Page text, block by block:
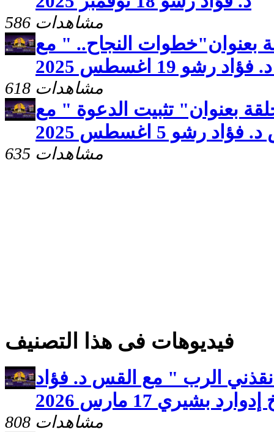
586 مشاهدات
بعنوان"خطوات النجاح.. " مع
رشو 19 اغسطس 2025
618 مشاهدات
بعنوان" تثبيت الدعوة " مع
رشو 5 اغسطس 2025
635 مشاهدات
فيديوهات فى هذا التصنيف
الرب " مع القس د. فؤاد
بشيري 17 مارس 2026
808 مشاهدات